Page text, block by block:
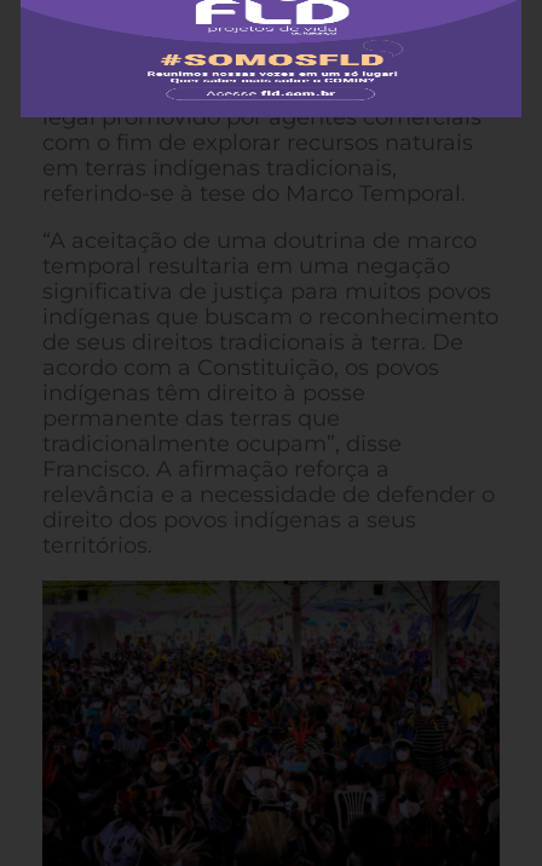
indígenas,
pediu hoje ao Supremo
Tribunal Federal (STF)que garanta os
direitos dos povos indígenas a suas terras
e territórios, e que rejeite um argumento
legal promovido por agentes comerciais
com o fim de explorar recursos naturais
em terras indígenas tradicionais,
referindo-se à tese do Marco Temporal.
“A aceitação de uma doutrina de marco
temporal resultaria em uma negação
significativa de justiça para muitos povos
indígenas que buscam o reconhecimento
de seus direitos tradicionais à terra. De
acordo com a Constituição, os povos
indígenas têm direito à posse
permanente das terras que
tradicionalmente ocupam”, disse
Francisco. A afirmação reforça a
relevância e a necessidade de defender o
direito dos povos indígenas a seus
territórios.